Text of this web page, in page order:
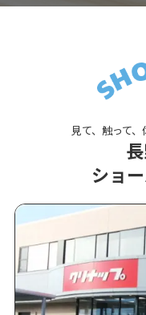
見て、触って
ショ